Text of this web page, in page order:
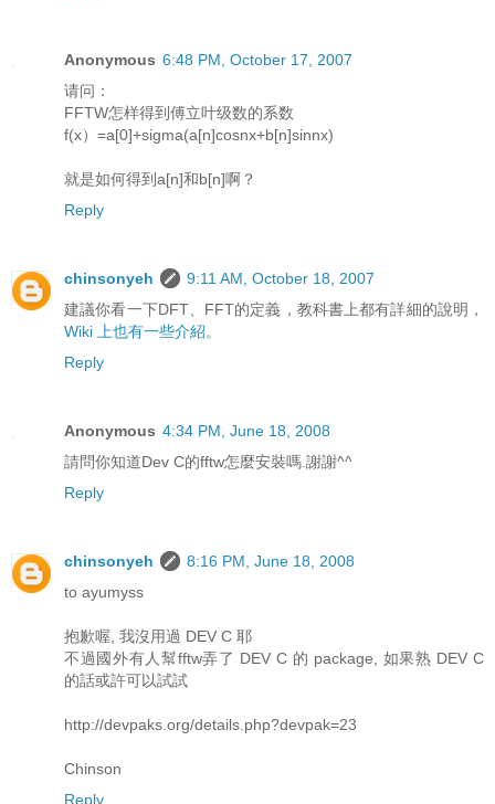
Anonymous 6:48 PM, October 17, 2007
请问：
FFTW怎样得到傅立叶级数的系数
f(x）=a[0]+sigma(a[n]cosnx+b[n]sinnx)
就是如何得到a[n]和b[n]啊？
Reply
chinsonyeh
9:11 AM, October 18, 2007
建議你看一下DFT、FFT的定義，教科書上都有詳細的說明，
Wiki 上也有一些介紹。
Reply
Anonymous 4:34 PM, June 18, 2008
請問你知道Dev C的fftw怎麼安裝嗎.謝謝^^
Reply
chinsonyeh
8:16 PM, June 18, 2008
to ayumyss
抱歉喔, 我沒用過 DEV C 耶
不過國外有人幫fftw弄了 DEV C 的 package, 如果熟 DEV C
的話或許可以試試
http://devpaks.org/details.php?devpak=23
Chinson
Reply